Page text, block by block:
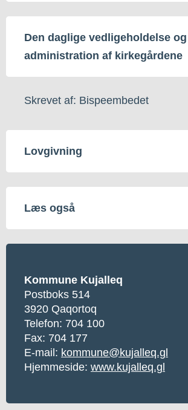
Den daglige vedligeholdelse og
administration af kirkegårdene
Skrevet af: Bispeembedet
Lovgivning
Læs også
Kommune Kujalleq
Postboks 514
3920 Qaqortoq
Telefon: 704 100
Fax: 704 177
E-mail: kommune@kujalleq.gl
Hjemmeside: www.kujalleq.gl